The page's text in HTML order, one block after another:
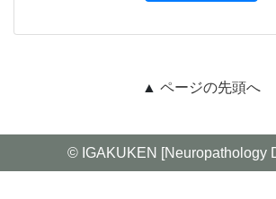
▲ ページの先頭へ
© IGAKUKEN [Neuropathology